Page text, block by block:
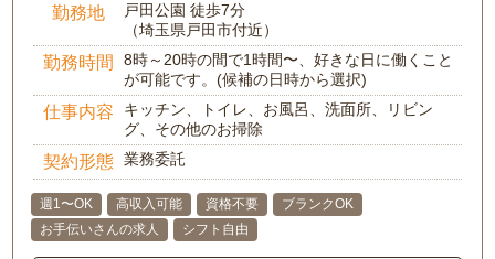
勤務地
戸田公園 徒歩7分
（埼玉県戸田市付近）
勤務時間
8時～20時の間で1時間〜、好きな日に働くこと
が可能です。(候補の日時から選択)
仕事内容
キッチン、トイレ、お風呂、洗面所、リビン
グ、その他のお掃除
契約形態 業務委託
週1〜OK 高収入可能 資格不要
ブランクOK
お手伝いさんの求人
シフト自由